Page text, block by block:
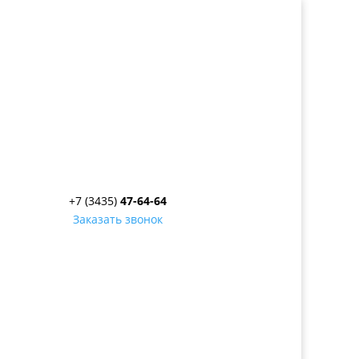
+7 (3435) 47-64-64
Заказать звонок